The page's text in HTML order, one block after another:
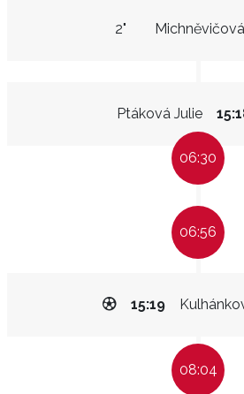
2"
Ptáková Julie
06:30
06:56
15:19
08:04